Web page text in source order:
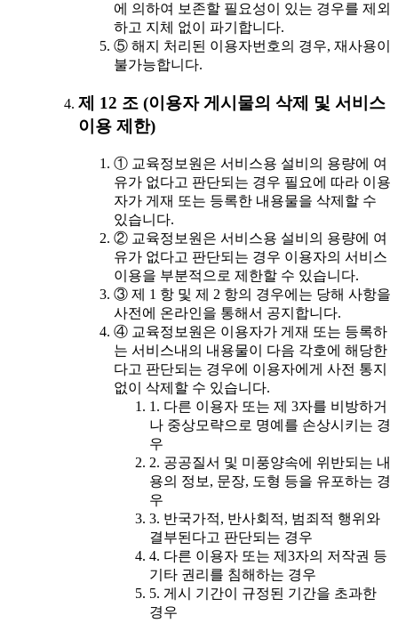
에 의하여 보존할 필요성이 있는 경우를 제외
하고 지체 없이 파기합니다.
⑤ 해지 처리된 이용자번호의 경우, 재사용이
불가능합니다.
제 12 조 (이용자 게시물의 삭제 및 서비스
이용 제한)
① 교육정보원은 서비스용 설비의 용량에 여
유가 없다고 판단되는 경우 필요에 따라 이용
자가 게재 또는 등록한 내용물을 삭제할 수
있습니다.
② 교육정보원은 서비스용 설비의 용량에 여
유가 없다고 판단되는 경우 이용자의 서비스
이용을 부분적으로 제한할 수 있습니다.
③ 제 1 항 및 제 2 항의 경우에는 당해 사항을
사전에 온라인을 통해서 공지합니다.
④ 교육정보원은 이용자가 게재 또는 등록하
는 서비스내의 내용물이 다음 각호에 해당한
다고 판단되는 경우에 이용자에게 사전 통지
없이 삭제할 수 있습니다.
1. 다른 이용자 또는 제 3자를 비방하거
나 중상모략으로 명예를 손상시키는 경
우
2. 공공질서 및 미풍양속에 위반되는 내
용의 정보, 문장, 도형 등을 유포하는 경
우
3. 반국가적, 반사회적, 범죄적 행위와
결부된다고 판단되는 경우
4. 다른 이용자 또는 제3자의 저작권 등
기타 권리를 침해하는 경우
5. 게시 기간이 규정된 기간을 초과한
경우